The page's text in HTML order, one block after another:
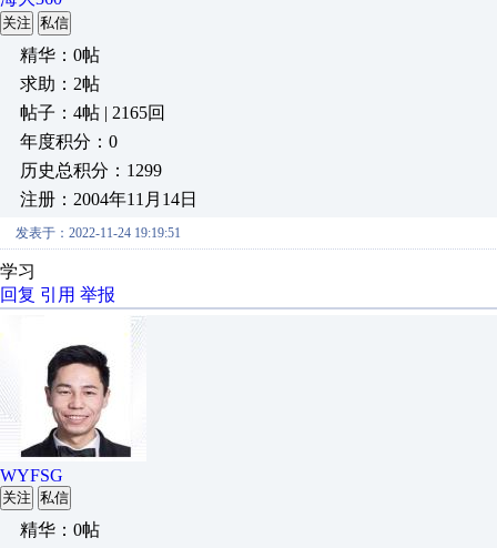
关注 私信
精华：0帖
求助：2帖
帖子：4帖 | 2165回
年度积分：0
历史总积分：1299
注册：2004年11月14日
发表于：2022-11-24 19:19:51
学习
回复 引用 举报
WYFSG
关注 私信
精华：0帖